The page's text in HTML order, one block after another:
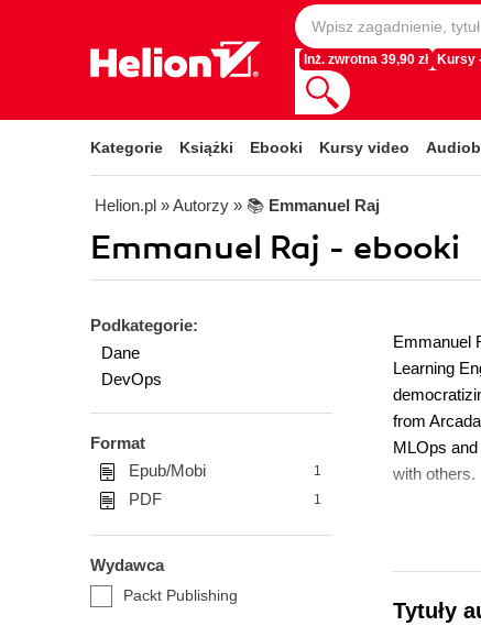
Inż. zwrotna 39,90 zł Kursy
Kategorie Książki Ebooki Kursy video
Helion.pl » Autorzy » 📚 Emmanuel Raj
Emmanuel Raj - ebooki
Podkategorie:
Dane
DevOps
Format
Epub/Mobi
1
PDF 1
Wydawca
Packt Publishing
Emmanuel
Learning
from
MLOps
with others.
Tytuły